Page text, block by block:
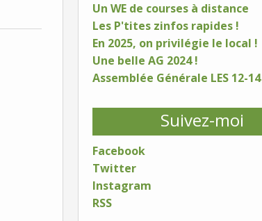
Un WE de courses à distance
Les P'tites zinfos rapides !
En 2025, on privilégie le local !
Une belle AG 2024 !
Suivez-moi
Facebook
Twitter
Instagram
RSS